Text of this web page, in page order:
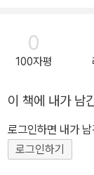
0
100자평
이 책에 내가 남
로그인하면 내가
로그인하기